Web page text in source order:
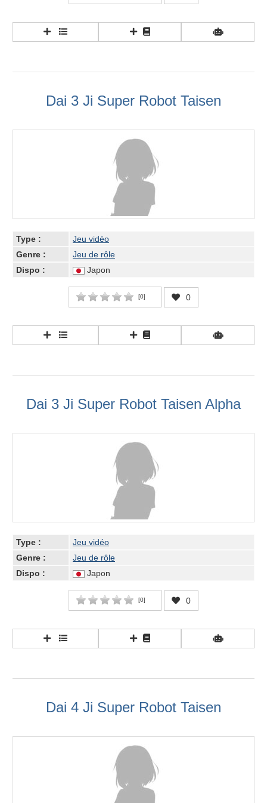
Dai 3 Ji Super Robot Taisen
Type :
Jeu vidéo
Genre :
Jeu de rôle
Dispo :
Japon
[0] 0
Dai 3 Ji Super Robot Taisen Alpha
Type :
Jeu vidéo
Genre :
Jeu de rôle
Dispo :
Japon
[0] 0
Dai 4 Ji Super Robot Taisen